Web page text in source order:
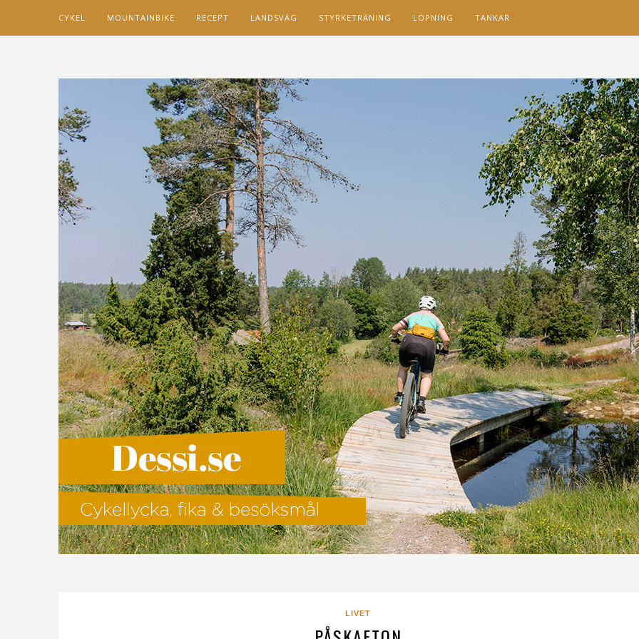
CYKEL MOUNTAINBIKE RECEPT LANDSVÄG STYRKETRÄNING LÖPNING TANKAR
LIVET